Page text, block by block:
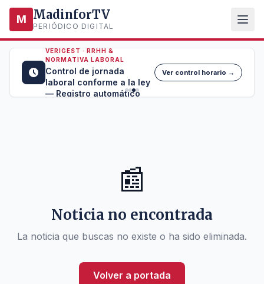
M MadinforTV
PERIÓDICO DIGITAL
VERIGEST · RRHH &
NORMATIVA LABORAL
Control de jornada
laboral conforme a la ley
— Registro automático
Ver control horario →
📰
Noticia no encontrada
La noticia que buscas no existe o ha sido eliminada.
Volver a portada